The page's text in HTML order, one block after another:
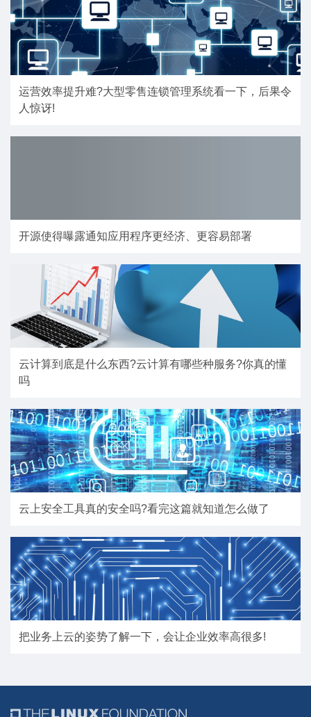
运营效率提升难?大型零售连锁管理系统看一下，后果令
人惊讶!
开源使得曝露通知应用程序更经济、更容易部署
云计算到底是什么东西?云计算有哪些种服务?你真的懂
吗
云上安全工具真的安全吗?看完这篇就知道怎么做了
把业务上云的姿势了解一下，会让企业效率高很多!